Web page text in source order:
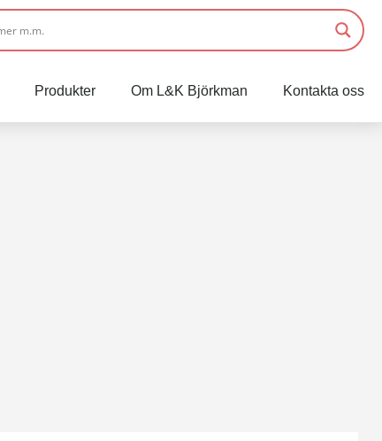
Produkter Om L&K Björkman Kontakta oss